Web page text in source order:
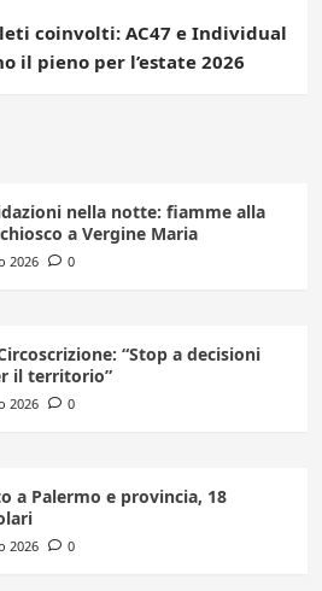
coinvolti: AC47 e Individual
il pieno per l’estate 2026
nella notte: fiamme alla
a Vergine Maria
2026 0
“Stop a decisioni
il territorio”
2026 0
a Palermo e provincia, 18
2026 0